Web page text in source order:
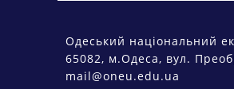
Одеський національний
65082, м.Одеса, вул.
mail@oneu.edu.ua